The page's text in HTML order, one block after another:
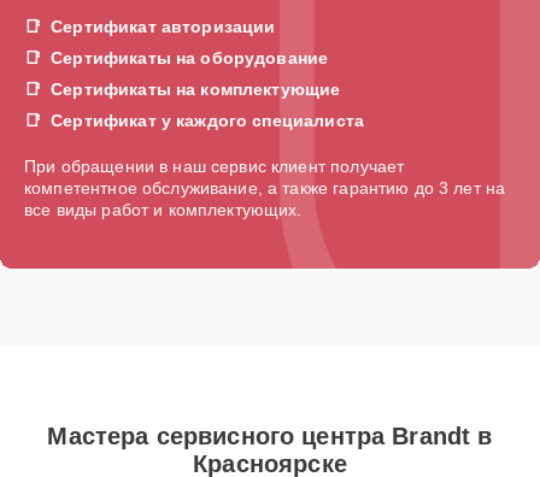
Сертификат авторизации
Сертификаты на оборудование
Сертификаты на комплектующие
Сертификат у каждого специалиста
При обращении в наш сервис клиент получает
компетентное обслуживание, а также гарантию до 3 лет на
все виды работ и комплектующих.
Мастера сервисного центра Brandt в
Красноярске